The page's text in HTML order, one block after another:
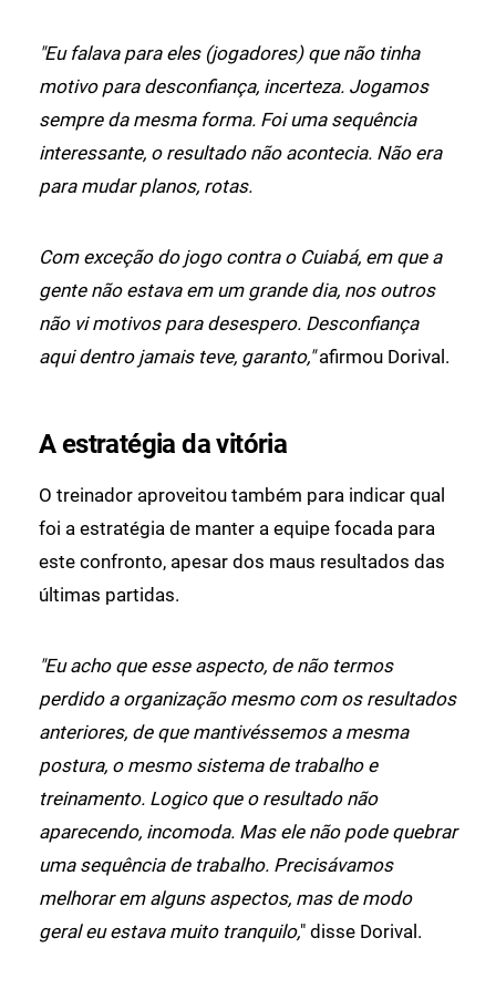
"Eu falava para eles (jogadores) que não tinha
motivo para desconfiança, incerteza. Jogamos
sempre da mesma forma. Foi uma sequência
interessante, o resultado não acontecia. Não era
para mudar planos, rotas.
Com exceção do jogo contra o Cuiabá, em que a
gente não estava em um grande dia, nos outros
não vi motivos para desespero. Desconfiança
aqui dentro jamais teve, garanto,"afirmou Dorival.
A estratégia da vitória
O treinador aproveitou também para indicar qual
foi a estratégia de manter a equipe focada para
este confronto, apesar dos maus resultados das
últimas partidas.
"Eu acho que esse aspecto, de não termos
perdido a organização mesmo com os resultados
anteriores, de que mantivéssemos a mesma
postura, o mesmo sistema de trabalho e
treinamento. Logico que o resultado não
aparecendo, incomoda. Mas ele não pode quebrar
uma sequência de trabalho. Precisávamos
melhorar em alguns aspectos, mas de modo
geral eu estava muito tranquilo," disse Dorival.